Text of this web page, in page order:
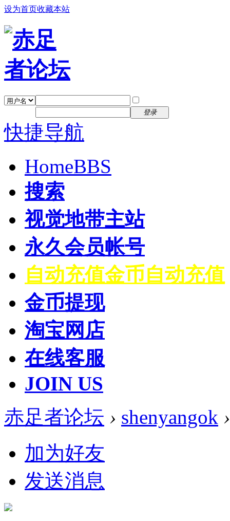
设为首页收藏本站
登录
快捷导航
HomeBBS
搜索
视觉地带主站
永久会员帐号
自动充值金币自动充值
金币提现
淘宝网店
在线客服
JOIN US
赤足者论坛 › shenyangok ›
加为好友
发送消息